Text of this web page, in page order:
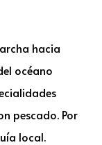
hacia
océano
pescado. Por
local.